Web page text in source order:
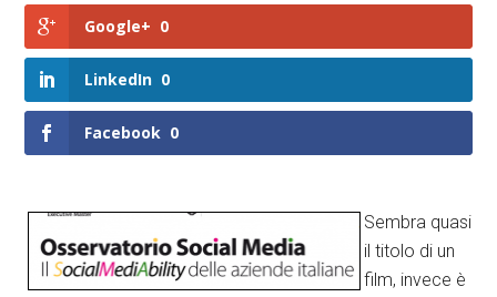
Google+ 0
LinkedIn 0
Facebook 0
Sembra quasi
il titolo di un
film, invece è